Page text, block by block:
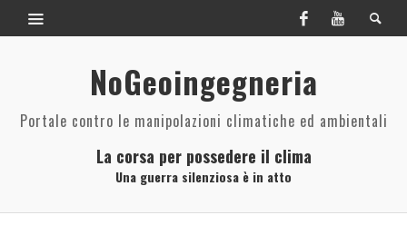
NoGeoingegneria
Portale contro le manipolazioni climatiche ed ambientali
La corsa per possedere il clima
Una guerra silenziosa è in atto